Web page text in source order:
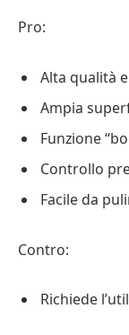
Pro:
Alta qualità
Ampia
Funzione
Controllo
Facile da
Contro:
Richiede